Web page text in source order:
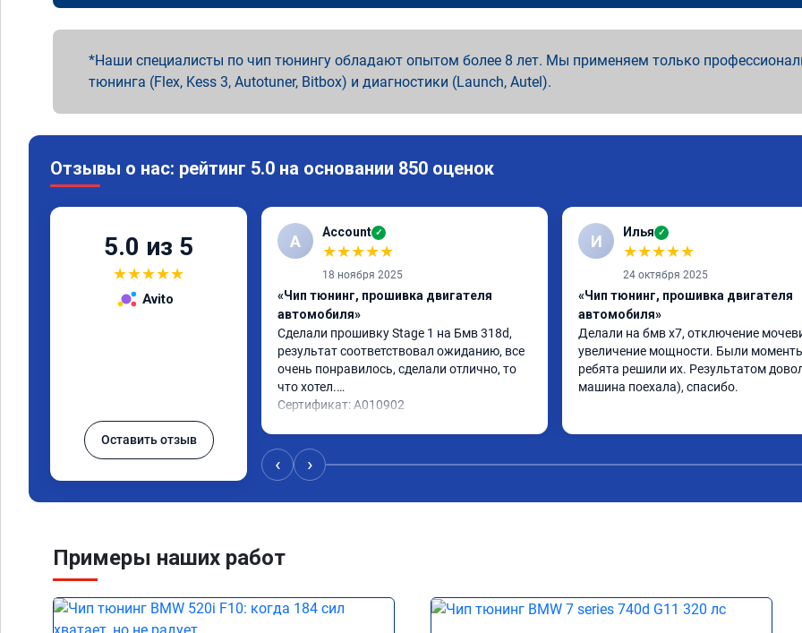
Наши специалисты по чип тюнингу обладают опытом более 8 лет. Мы применяем только
тюнинга (Flex, Kess 3, Autotuner, Bitbox) и диагностики (Launch, Autel).
Отзывы о нас: рейтинг 5.0 на основании 850 оценок
5.0 из 5
★★★★★
Avito
Оставить отзыв
A Account ✓
★★★★★
18 ноября 2025
«Чип тюнинг, прошивка двигателя
автомобиля»
Сделали прошивку Stage 1 на Бмв 318d,
результат соответствовал ожиданию, все
очень понравилось, сделали отлично, то
что хотел.
Сертификат: A010902
И Илья ✓
★★★★★
24 октября 2025
«Чип тюнинг, прошивка двигателя
автомобиля»
Делали на бмв х7, отключение
увеличение мощности. Были
ребята решили их. Результатом
машина поехала), спасибо.
‹ ›
Примеры наших работ